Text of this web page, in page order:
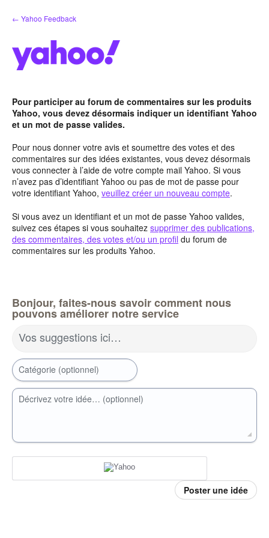
Aller
au
← Yahoo Feedback
Pour participer au forum de commentaires sur les produits
Yahoo, vous devez désormais indiquer un identifiant Yahoo
et un mot de passe valides.
Pour nous donner votre avis et soumettre des votes et des
commentaires sur des idées existantes, vous devez désormais
vous connecter à l’aide de votre compte mail Yahoo. Si vous
n’avez pas d’identifiant Yahoo ou pas de mot de passe pour
votre identifiant Yahoo, veuillez créer un nouveau compte.
Si vous avez un identifiant et un mot de passe Yahoo valides,
suivez ces étapes si vous souhaitez supprimer des publications,
des commentaires, des votes et/ou un profil du forum de
commentaires sur les produits Yahoo.
Bonjour, faites-nous savoir comment nous
pouvons améliorer notre service
Vos suggestions ici…
Catégorie (optionnel)
Décrivez votre idée… (optionnel)
Poster une idée